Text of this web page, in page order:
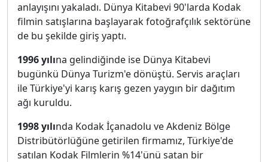
anlayışını yakaladı. Dünya Kitabevi 90'larda Kodak
filmin satışlarına başlayarak fotoğrafçılık sektörüne
de bu şekilde giriş yaptı.
1996 yılına gelindiğinde ise Dünya Kitabevi
bugünkü Dünya Turizm'e dönüştü. Servis araçları
ile Türkiye'yi karış karış gezen yaygın bir dağıtım
ağı kuruldu.
1998 yılında Kodak İçanadolu ve Akdeniz Bölge
Distribütörlüğüne getirilen firmamız, Türkiye'de
satılan Kodak Filmlerin %14'ünü satan bir